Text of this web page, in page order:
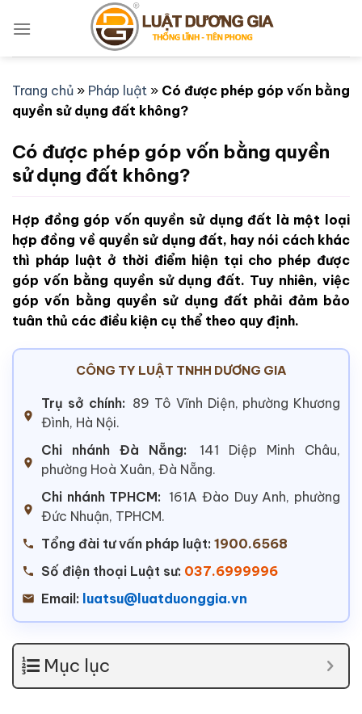
qua
Trang chủ » Pháp luật » Có được phép góp vốn bằng
quyền sử dụng đất không?
Có được phép góp vốn bằng quyền
sử dụng đất không?
Hợp đồng góp vốn quyền sử dụng đất là một loại
hợp đồng về quyền sử dụng đất, hay nói cách khác
thì pháp luật ở thời điểm hiện tại cho phép được
góp vốn bằng quyền sử dụng đất. Tuy nhiên, việc
góp vốn bằng quyền sử dụng đất phải đảm bảo
tuân thủ các điều kiện cụ thể theo quy định.
CÔNG TY LUẬT TNHH DƯƠNG GIA
Trụ sở chính: 89 Tô Vĩnh Diện, phường Khương
Đình, Hà Nội.
Chi nhánh Đà Nẵng:
141 Diệp Minh Châu,
phường Hoà Xuân, Đà Nẵng.
Chi nhánh TPHCM: 161A Đào Duy Anh, phường
Đức Nhuận, TPHCM.
Tổng đài tư vấn pháp luật: 1900.6568
Số điện thoại Luật sư: 037.6999996
Email: luatsu@luatduonggia.vn
Mục lục